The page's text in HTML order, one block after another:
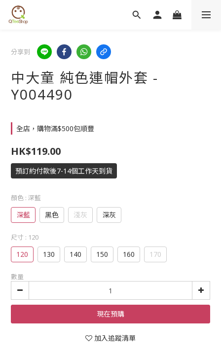
分享到
中大童 純色連帽外套 -
Y004490
全店，購物滿$500包順豐
HK$119.00
預訂約付款後7-14個工作天到貨
顏色 : 深藍
深藍 黑色 淺灰 深灰
尺寸 : 120
120 130 140 150 160 170
數量
現在預購
加入追蹤清單